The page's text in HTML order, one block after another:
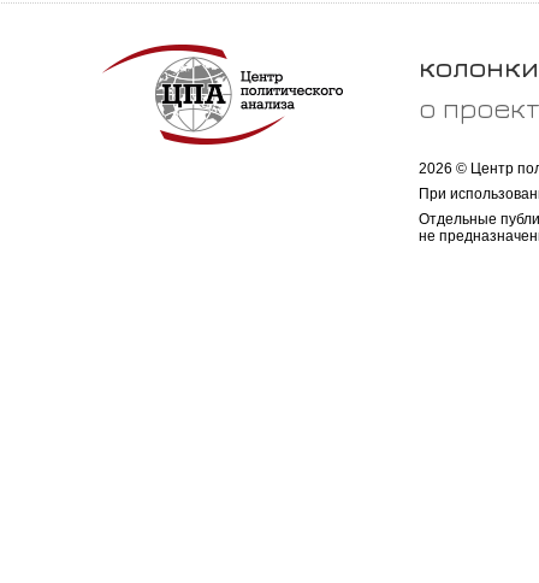
колонки
о
2026 © Центр
При
Отдельные
не